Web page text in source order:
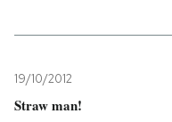
Mondo
Tecnologia
Internet
19/10/2012
Straw man!